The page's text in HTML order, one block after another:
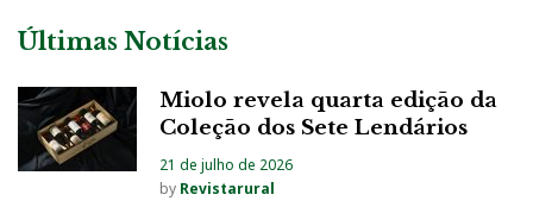
Últimas Notícias
Miolo revela quarta edição da
Coleção dos Sete Lendários
21 de julho de 2026
by Revistarural